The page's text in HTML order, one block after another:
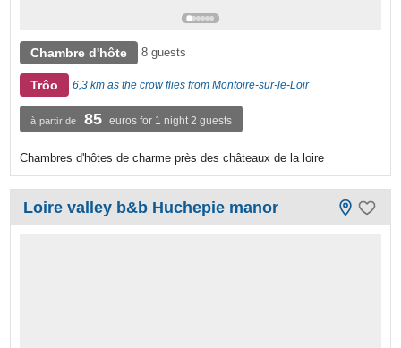
Chambre d'hôte 8 guests
Trôo 6,3 km as the crow flies from Montoire-sur-le-Loir
à partir de 85 euros for 1 night 2 guests
Chambres d'hôtes de charme près des châteaux de la loire
Loire valley b&b Huchepie manor